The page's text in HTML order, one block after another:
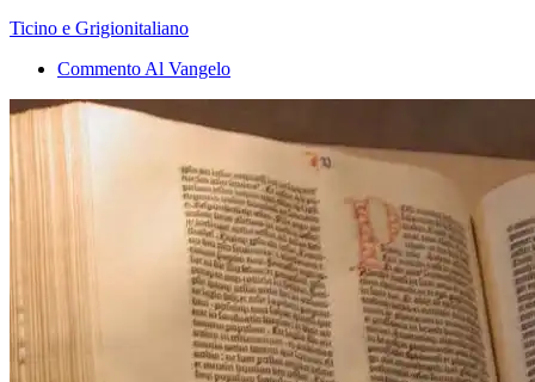
Ticino e Grigionitaliano
Commento Al Vangelo